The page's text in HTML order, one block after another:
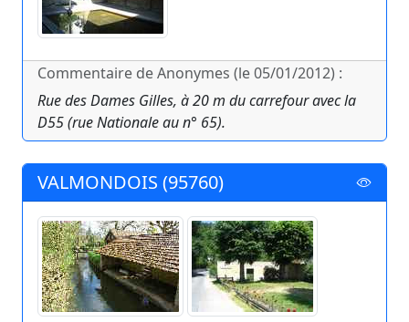
Commentaire de Anonymes (le 05/01/2012) :
Rue des Dames Gilles, à 20 m du carrefour avec la
D55 (rue Nationale au n° 65).
VALMONDOIS (95760)